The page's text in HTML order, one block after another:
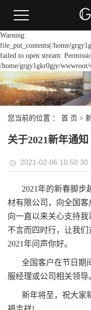
Warning:
file_put_contents(/home/
failed to open stream:
/home/grgy1gkr0gjy/wwwroot/
您当前的位置 ： 首 页 >
关于2021新年通知
2021-02-06 10:50:30
2021年的新春脚步
材有限公司，向全国
向一直以来关心支持
不言而四时行，让我
2021年问声你好。
全国客户在节日期
服经理或公司相关领导
新年将至，祝大家